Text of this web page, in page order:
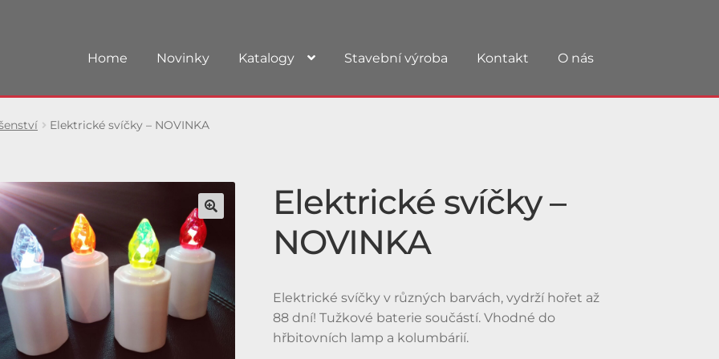
Home Novinky Katalogy Stavební výroba Kontakt O nás
Elektrické svíčky – NOVINKA
Elektrické svíčky –
NOVINKA
Elektrické svíčky v různých barvách, vydrží hořet až
88 dní! Tužkové baterie součástí. Vhodné do
hřbitovních lamp a kolumbárií.